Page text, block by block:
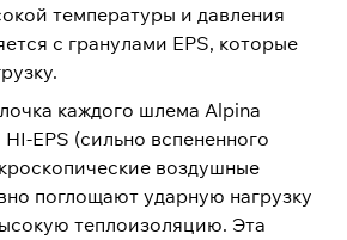
температуры и давления
с гранулами EPS, которые
каждого шлема Alpina
EPS (сильно вспененного
воздушные
поглощают ударную нагрузку
теплоизоляцию. Эта